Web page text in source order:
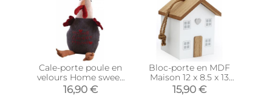
Cale-porte poule en
velours Home sweet
home 27 cm (Gris)
16,90 €
Bloc-porte en MDF
Maison 12 x 8.5 x 13
cm (Blanc)
15,90 €